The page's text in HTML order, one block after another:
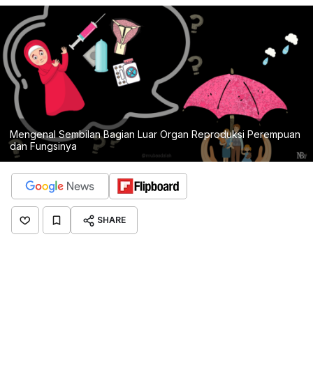
Mengenal Sembilan Bagian Luar Organ Reproduksi Perempuan
dan Fungsinya
SHARE